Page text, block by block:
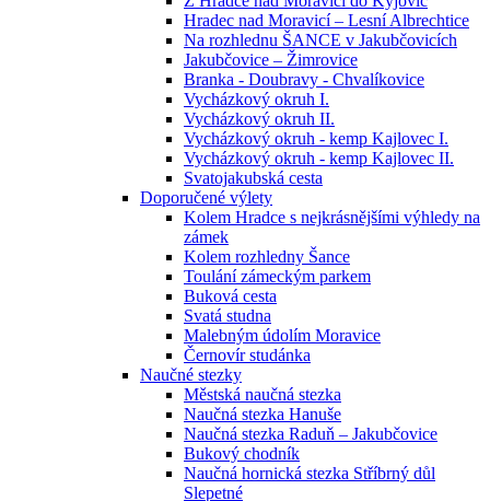
Hradec nad Moravicí – Lesní Albrechtice
Na rozhlednu ŠANCE v Jakubčovicích
Jakubčovice – Žimrovice
Branka - Doubravy - Chvalíkovice
Vycházkový okruh I.
Vycházkový okruh II.
Vycházkový okruh - kemp Kajlovec I.
Vycházkový okruh - kemp Kajlovec II.
Svatojakubská cesta
Doporučené výlety
Kolem Hradce s nejkrásnějšími výhledy na
zámek
Kolem rozhledny Šance
Toulání zámeckým parkem
Buková cesta
Svatá studna
Malebným údolím Moravice
Černovír studánka
Naučné stezky
Městská naučná stezka
Naučná stezka Hanuše
Naučná stezka Raduň – Jakubčovice
Bukový chodník
Naučná hornická stezka Stříbrný důl
Slepetné